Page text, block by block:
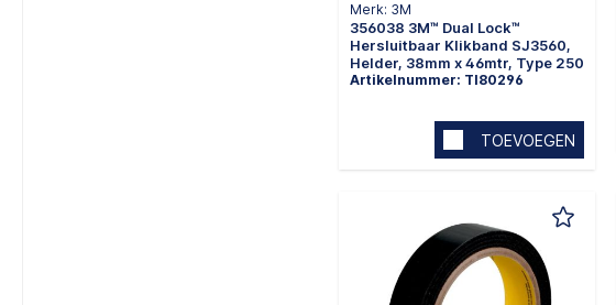
Merk: 3M
356038 3M™ Dual Lock™
Hersluitbaar Klikband SJ3560,
Helder, 38mm x 46mtr, Type 250
Artikelnummer: TI80296
TOEVOEGEN